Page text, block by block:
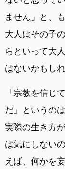
ません」と、
大人はその子
らといって大
はないかもしれ
「宗教を信じ
だ」というの
実際の生き方
は気にしない
えば、何かを